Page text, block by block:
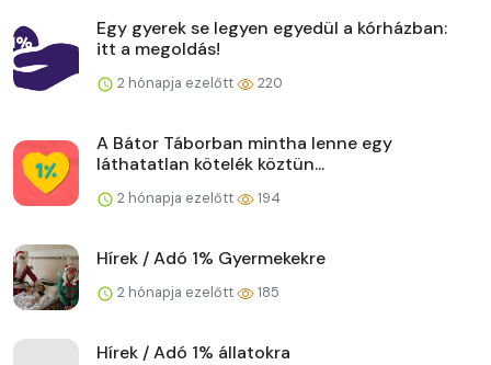
Egy gyerek se legyen egyedül a kórházban:
itt a megoldás!
2 hónapja ezelőtt 220
A Bátor Táborban mintha lenne egy
láthatatlan kötelék köztün...
2 hónapja ezelőtt 194
Hírek / Adó 1% Gyermekekre
2 hónapja ezelőtt 185
Hírek / Adó 1% állatokra